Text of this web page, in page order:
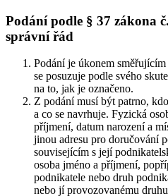
Podání podle § 37 zákona
správní řád
Podání je úkonem
se posuzuje podle svého
na to, jak je označeno.
Z podání musí být patrno,
a co se navrhuje. Fyzická
příjmení, datum narození a
jinou adresu pro doručování
souvisejícím s její
osoba jméno a příjmení,
podnikatele nebo druh
nebo jí provozovanému